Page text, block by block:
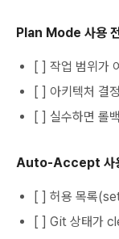
Plan Mode 사용 전
[ ] 작업 범위가
[ ] 아키텍처 결
[ ] 실수하면 롤
Auto-Accept 사
[ ] 허용 목록
[ ] Git 상태가